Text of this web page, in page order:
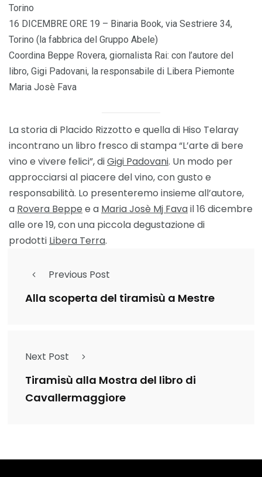
Torino
16 DICEMBRE ORE 19 – Binaria Book, via Sestriere 34,
Torino (la fabbrica del Gruppo Abele)
Coordina Beppe Rovera, giornalista Rai: con l’autore del
libro, Gigi Padovani, la responsabile di Libera Piemonte
Maria Josè Fava
La storia di Placido Rizzotto e quella di Hiso Telaray
incontrano un libro fresco di stampa “L’arte di bere
vino e vivere felici”, diGigi Padovani. Un modo per
approcciarsi al piacere del vino, con gusto e
responsabilità. Lo presenteremo insieme all’autore,
a Rovera Beppe e a Maria Josè Mj Favail 16 dicembre
alle ore 19, con una piccola degustazione di
prodotti Libera Terra.
Previous Post
Alla scoperta del tiramisù a Mestre
Next Post
Tiramisù alla Mostra del libro di
Cavallermaggiore